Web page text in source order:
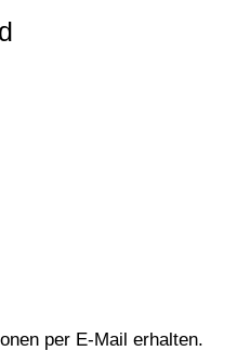
per E-Mail erhalten.